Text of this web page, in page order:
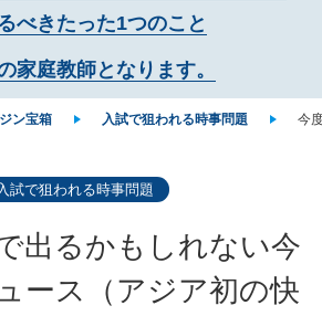
べきたった1つのこと
家庭教師となります。
ン宝箱 入試で狙われる時事問題 今
入試で狙われる時事問題
出るかもしれない今
ース（アジア初の快